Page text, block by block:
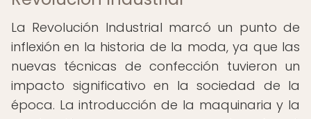
La Revolución Industrial marcó un punto de
inflexión en la historia de la moda, ya que las
nuevas técnicas de confección tuvieron un
impacto significativo en la sociedad de la
época. La introducción de la maquinaria y la